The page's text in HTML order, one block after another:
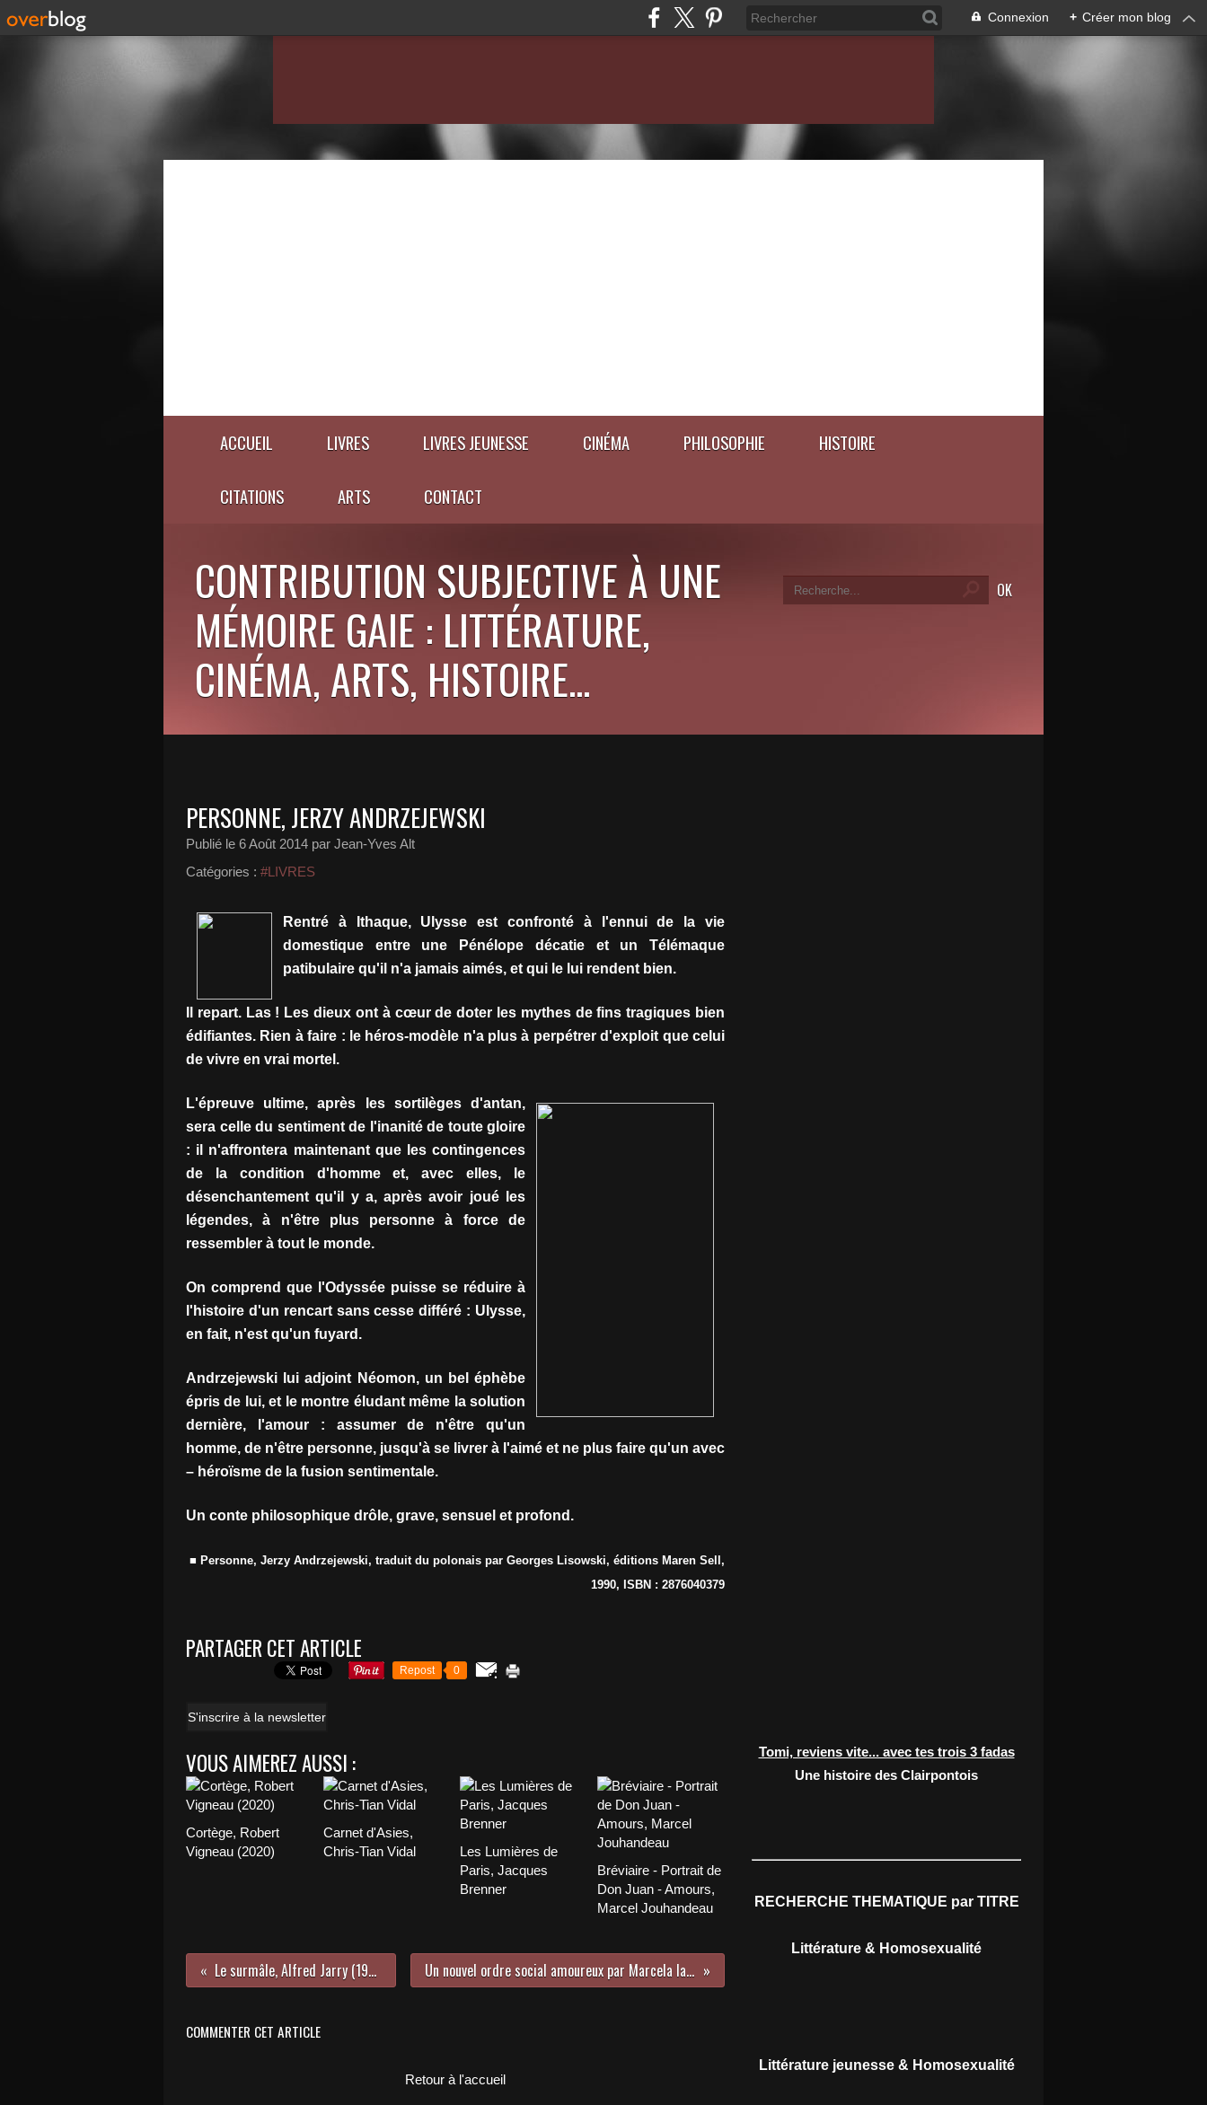
Connexion + Créer mon blog
ACCUEIL LIVRES LIVRES JEUNESSE CINÉMA PHILOSOPHIE HISTOIRE
CITATIONS ARTS CONTACT
CONTRIBUTION SUBJECTIVE À UNE
MÉMOIRE GAIE : LITTÉRATURE,
CINÉMA, ARTS, HISTOIRE...
PERSONNE, JERZY ANDRZEJEWSKI
Publié le 6 Août 2014 par Jean-Yves Alt
Catégories : #LIVRES
Rentré à Ithaque, Ulysse est confronté à l'ennui de la vie
domestique entre une Pénélope décatie et un Télémaque
patibulaire qu'il n'a jamais aimés, et qui le lui rendent bien.
Il repart. Las ! Les dieux ont à cœur de doter les mythes de fins tragiques bien
édifiantes. Rien à faire : le héros-modèle n'a plus à perpétrer d'exploit que celui
de vivre en vrai mortel.
L'épreuve ultime, après les sortilèges d'antan,
sera celle du sentiment de l'inanité de toute gloire
: il n'affrontera maintenant que les contingences
de la condition d'homme et, avec elles, le
désenchantement qu'il y a, après avoir joué les
légendes, à n'être plus personne à force de
ressembler à tout le monde.
On comprend que l'Odyssée puisse se réduire à
l'histoire d'un rencart sans cesse différé : Ulysse,
en fait, n'est qu'un fuyard.
Andrzejewski lui adjoint Néomon, un bel éphèbe
épris de lui, et le montre éludant même la solution
dernière, l'amour : assumer de n'être qu'un
homme, de n'être personne, jusqu'à se livrer à l'aimé et ne plus faire qu'un avec
– héroïsme de la fusion sentimentale.
Un conte philosophique drôle, grave, sensuel et profond.
■ Personne, Jerzy Andrzejewski, traduit du polonais par Georges Lisowski, éditions Maren Sell,
1990, ISBN : 2876040379
PARTAGER CET ARTICLE
Repost 0
S'inscrire à la newsletter
VOUS AIMEREZ AUSSI :
Cortège, Robert
Vigneau (2020)
Carnet d'Asies,
Chris-Tian Vidal
Les Lumières de
Paris, Jacques
Brenner
Bréviaire - Portrait de
Don Juan - Amours,
Marcel Jouhandeau
Le surmâle, Alfred Jarry (1902) Un nouvel ordre social amoureux par Marcela Iacub
COMMENTER CET ARTICLE
Retour à l'accueil
Tomi, reviens vite... avec tes trois 3 fadas
Une histoire des Clairpontois
RECHERCHE THEMATIQUE par TITRE
Littérature & Homosexualité
Littérature jeunesse & Homosexualité